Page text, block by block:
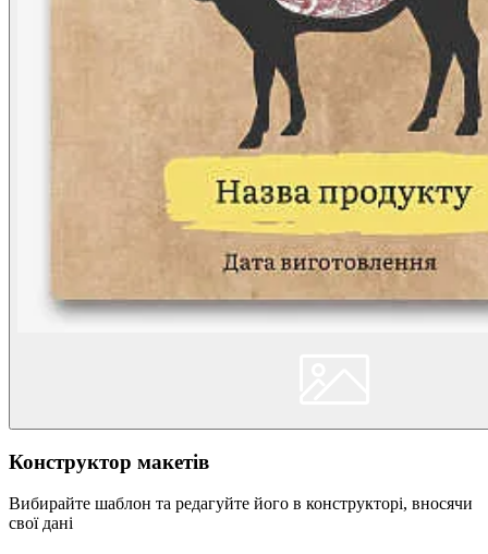
Конструктор макетів
Вибирайте шаблон та редагуйте його в конструкторі, вносячи
свої дані